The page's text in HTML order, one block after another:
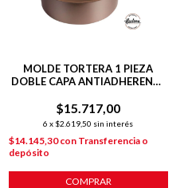
MOLDE TORTERA 1 PIEZA
DOBLE CAPA ANTIADHERENTE
$15.717,00
6 x $2.619,50 sin interés
$14.145,30con Transferencia o
depósito
COMPRAR